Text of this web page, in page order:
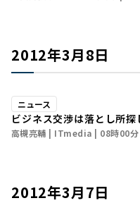
2012年3月8日
ニュース
ビジネス交渉は落とし所探
高槻亮輔 ITmedia 08時00分
2012年3月7日